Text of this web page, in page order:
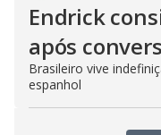
Endrick
após
Brasileiro vive
espanhol